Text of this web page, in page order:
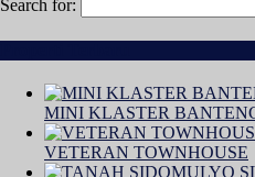
Search for:
MINI KLASTER
VETERAN TOWNHOUSE